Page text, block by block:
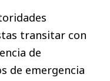
transitar con
de
de emergencia